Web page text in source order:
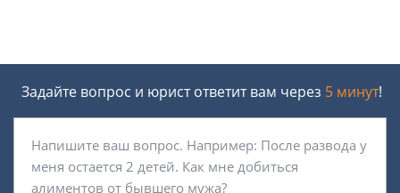
Задайте вопрос и юрист ответит вам через 5 минут!